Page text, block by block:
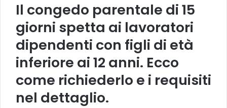
Il congedo parentale di 15
giorni spetta ai lavoratori
dipendenti con figli di età
inferiore ai 12 anni. Ecco
come richiederlo e i requisiti
nel dettaglio.